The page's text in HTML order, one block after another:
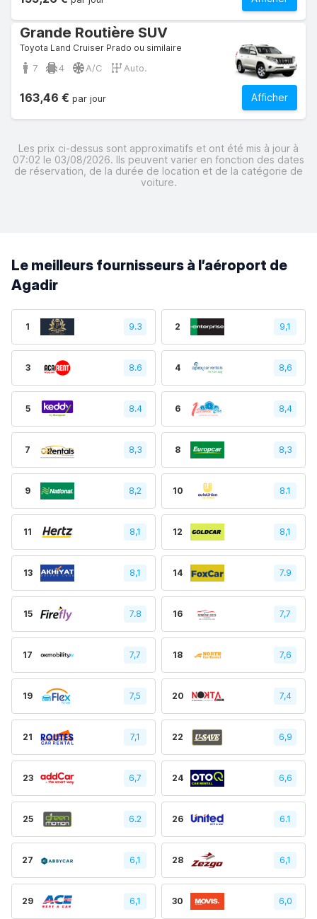
Grande Routière SUV
Toyota Land Cruiser Prado ou similaire
7 4 A/C Auto.
Afficher
163,46 € par jour
Les prix ci-dessus sont approximatifs et ont été mis à jour à
07:02 le 03/08/2026. Ils peuvent varier en fonction des dates
de réservation, de la durée de location et de la catégorie de
voiture.
Le meilleurs fournisseurs à l’aéroport de
Agadir
1 9.3 2 9,1
3 8.6 4 8,6
5 8.4 6 8,4
7 8,3 8 8,3
9 8,2 10 8.1
11 8,1 12 8,1
13 8,1 14 7.9
15 7.8 16 7,7
17 7,7 18 7,6
19 7,5 20 7,4
21 7,1 22 6,9
23 6,7 24 6,6
25 6.2 26 6.1
27 6,1 28 6,1
29 6,1 30 6,0